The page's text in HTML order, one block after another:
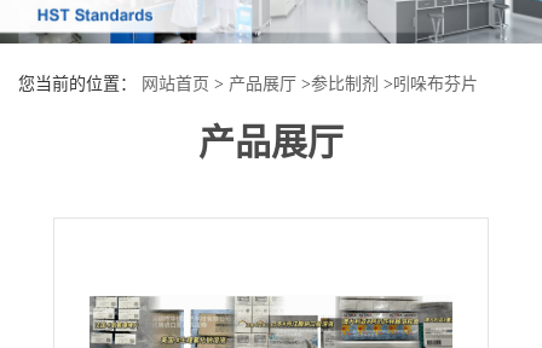
首
页
司
您当前的位置： 网站首页 > 产品展厅 >参比制剂 > 吲哚布芬片
产品展厅